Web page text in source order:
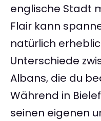
englische Stadt
Flair kann
natürlich
Unterschiede
Albans, die du
Während in
seinen eigenen